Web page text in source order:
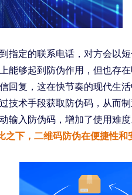
定的联系电话，对方会以
能够起到防伪作用，但也存在
回复，这在快节奏的现代生活
技术手段获取防伪码，从而制
输入防伪码，增加了使用难度
之下，二维码防伪在便捷性和